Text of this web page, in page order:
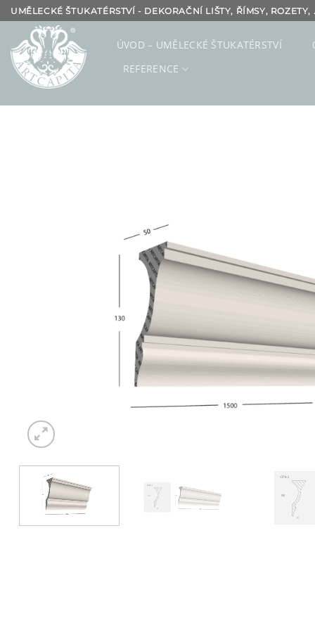
Přeskočit
na
obsah
UMĚLECKÉ ŠTUKATÉRSTVÍ - DEKORAČNÍ LIŠTY, ŘÍMSY, ROZETY,
ÚVOD – UMĚLECKÉ ŠTUKATÉRSTVÍ
REFERENCE